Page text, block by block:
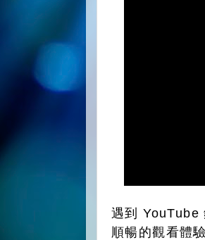
遇到 YouTube
順暢的觀看體